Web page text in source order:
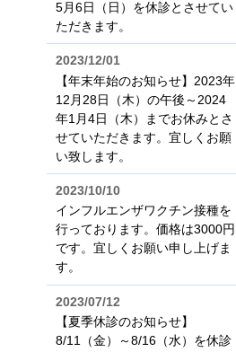
5月6日（日）を休診とさせてい
ただきます。
2023/12/01
【年末年始のお知らせ】2023年
12月28日（木）の午後～2024
年1月4日（木）までお休みとさ
せていただきます。宜しくお願
い致します。
2023/10/10
インフルエンザワクチン接種を
行っております。価格は3000円
です。宜しくお願い申し上げま
す。
2023/07/12
【夏季休診のお知らせ】
8/11（金）～8/16（水）を休診